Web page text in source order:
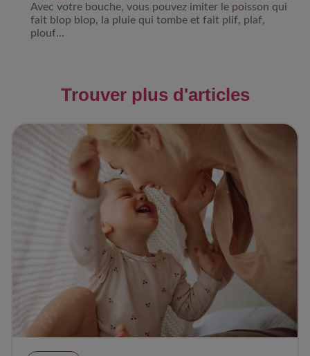
Avec votre bouche, vous pouvez imiter le poisson qui
fait blop blop, la pluie qui tombe et fait plif, plaf,
plouf...
Trouver plus d'articles